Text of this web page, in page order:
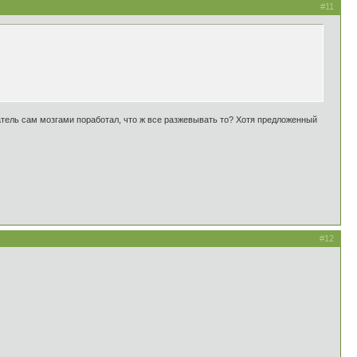
#11
сам мозгами поработал, что ж все разжевывать то? Хотя предложенный
#12